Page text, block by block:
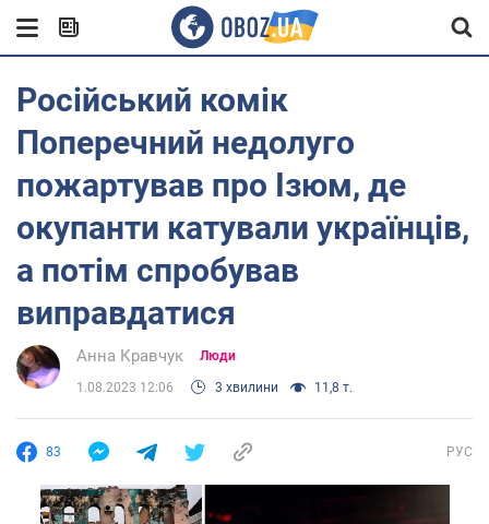
Російський комік
Поперечний недолуго
пожартував про Ізюм, де
окупанти катували українців,
а потім спробував
виправдатися
Анна Кравчук Люди
1.08.2023 12:06 3 хвилини 11,8 т.
83 РУС